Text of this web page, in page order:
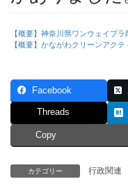
【概要】神奈川県ワンウェイプ
【概要】かながわクリーンアク
Facebook
Threads
Copy
カテゴリー 行政関連